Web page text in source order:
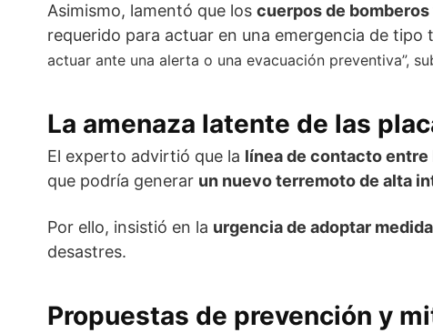
Asimismo, lamentó que los cuerpos de
requerido para actuar en una emergencia de tipo
actuar ante una alerta o una evacuación preventiva”,
La amenaza latente de las
El experto advirtió que la línea de contacto entre
que podría generar un nuevo terremoto de alta
Por ello, insistió en la urgencia de adoptar
desastres.
Propuestas de prevención y